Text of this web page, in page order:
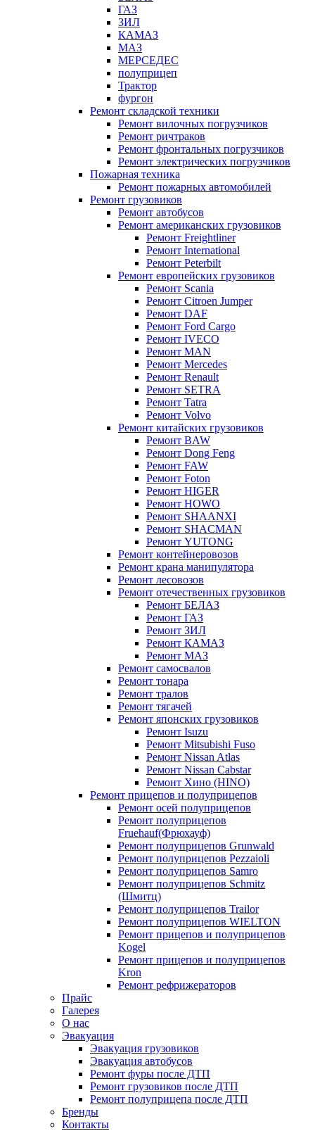
ГАЗ
ЗИЛ
КАМАЗ
МАЗ
МЕРСЕДЕС
полуприцеп
Трактор
фургон
Ремонт складской техники
Ремонт вилочных погрузчиков
Ремонт ричтраков
Ремонт фронтальных погрузчиков
Ремонт электрических погрузчиков
Пожарная техника
Ремонт пожарных автомобилей
Ремонт грузовиков
Ремонт автобусов
Ремонт американских грузовиков
Ремонт Freightliner
Ремонт International
Ремонт Peterbilt
Ремонт европейских грузовиков
Ремонт Scania
Ремонт Citroen Jumper
Ремонт DAF
Ремонт Ford Cargo
Ремонт IVECO
Ремонт MAN
Ремонт Mercedes
Ремонт Renault
Ремонт SETRA
Ремонт Tatra
Ремонт Volvo
Ремонт китайских грузовиков
Ремонт BAW
Ремонт Dong Feng
Ремонт FAW
Ремонт Foton
Ремонт HIGER
Ремонт HOWO
Ремонт SHAANXI
Ремонт SHACMAN
Ремонт YUTONG
Ремонт контейнеровозов
Ремонт крана манипулятора
Ремонт лесовозов
Ремонт отечественных грузовиков
Ремонт БЕЛАЗ
Ремонт ГАЗ
Ремонт ЗИЛ
Ремонт КАМАЗ
Ремонт МАЗ
Ремонт самосвалов
Ремонт тонара
Ремонт тралов
Ремонт тягачей
Ремонт японских грузовиков
Ремонт Isuzu
Ремонт Mitsubishi Fuso
Ремонт Nissan Atlas
Ремонт Nissan Cabstar
Ремонт Хино (HINO)
Ремонт прицепов и полуприцепов
Ремонт осей полуприцепов
Ремонт полуприцепов
Fruehauf(Фрюхауф)
Ремонт полуприцепов Grunwald
Ремонт полуприцепов Pezzaioli
Ремонт полуприцепов Samro
Ремонт полуприцепов Schmitz
(Шмитц)
Ремонт полуприцепов Trailor
Ремонт полуприцепов WIELTON
Ремонт прицепов и полуприцепов
Kogel
Ремонт прицепов и полуприцепов
Kron
Ремонт рефрижераторов
Прайс
Галерея
О нас
Эвакуация
Эвакуация грузовиков
Эвакуация автобусов
Ремонт фуры после ДТП
Ремонт грузовиков после ДТП
Ремонт полуприцепа после ДТП
Бренды
Контакты